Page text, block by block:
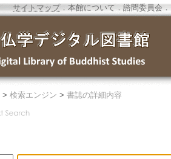
サイトマップ．本館について ． 諮問委員会 ．
> 検索エンジン > 書誌の詳細内容